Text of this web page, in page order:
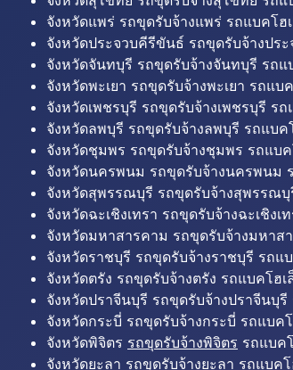
จังหวัดแพร่ รถขุดรับจ้างแพร่ รถแบคโ
จังหวัดประจวบคีรีขันธ์ รถขุดรับจ้างปร
จังหวัดจันทบุรี รถขุดรับจ้างจันทบุรี รถ
จังหวัดพะเยา รถขุดรับจ้างพะเยา รถแบ
จังหวัดเพชรบุรี รถขุดรับจ้างเพชรบุรี ร
จังหวัดลพบุรี รถขุดรับจ้างลพบุรี รถแบ
จังหวัดชุมพร รถขุดรับจ้างชุมพร รถแบ
จังหวัดนครพนม รถขุดรับจ้างนครพนม
จังหวัดสุพรรณบุรี รถขุดรับจ้างสุพรรณ
จังหวัดฉะเชิงเทรา รถขุดรับจ้างฉะเชิง
จังหวัดมหาสารคาม รถขุดรับจ้างมหา
จังหวัดราชบุรี รถขุดรับจ้างราชบุรี รถแ
จังหวัดตรัง รถขุดรับจ้างตรัง รถแบคโฮ
จังหวัดปราจีนบุรี รถขุดรับจ้างปราจีนบุ
จังหวัดกระบี่ รถขุดรับจ้างกระบี่ รถแบค
จังหวัดพิจิตร รถขุดรับจ้างพิจิตร รถแบค
จังหวัดยะลา รถขุดรับจ้างยะลา รถแบค